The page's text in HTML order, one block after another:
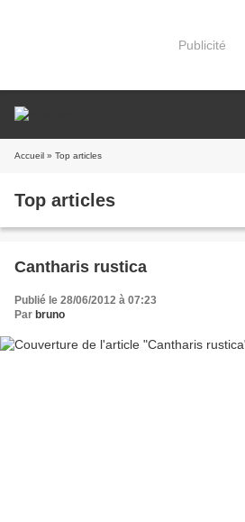
Publicité
Accueil » Top articles
Top articles
Cantharis rustica
Publié le 28/06/2012 à 07:23
Par bruno